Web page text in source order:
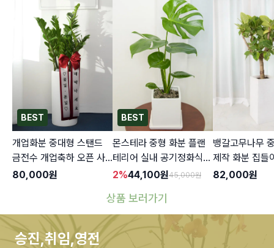
BEST
개업화분 중대형 스탠드
금전수 개업축하 오픈 사
무실이전 카페 식당 꽃배
80,000원
BEST
몬스테라 중형 화분 플랜
테리어 실내 공기정화식물
인테리어 승진 축하선물
2%44,100원45,000원
뱅갈고무나무
제작 화분 집들
혼집 거실 카페
82,000원
상품 보러가기
승진,취임,영전